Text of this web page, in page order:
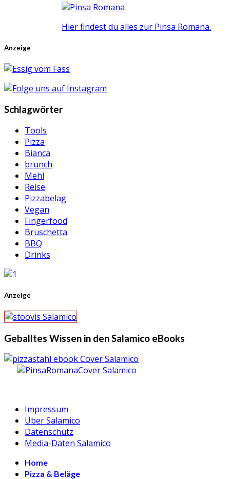
Hier findest du alles zur Pinsa Romana.
Anzeige
Schlagwörter
Tools
Pizza
Bianca
brunch
Mehl
Reise
Pizzabelag
Vegan
Fingerfood
Bruschetta
BBQ
Drinks
Anzeige
Geballtes Wissen in den Salamico eBooks
Impressum
Über Salamico
Datenschutz
Media-Daten Salamico
Home
Pizza & Beläge